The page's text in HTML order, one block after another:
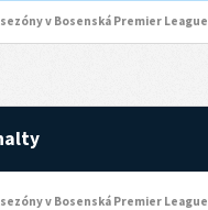
v Bosenská Premier League
v Bosenská Premier League